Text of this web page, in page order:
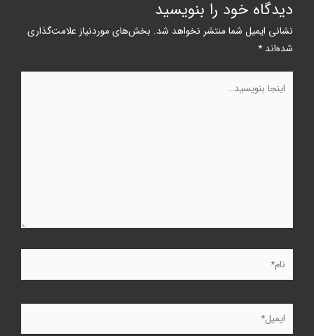
دیدگاه‌ خود را بنویسید
نشانی ایمیل شما منتشر نخواهد شد. بخش‌های موردنیاز علامت‌گذاری
شده‌اند *